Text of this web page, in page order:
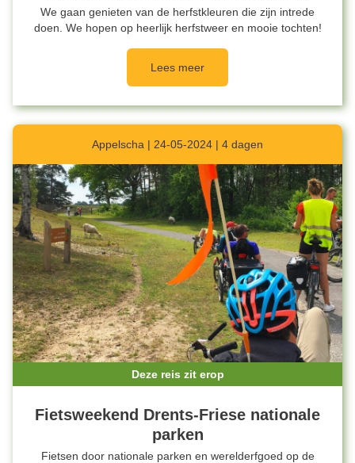
We gaan genieten van de herfstkleuren die zijn intrede
doen. We hopen op heerlijk herfstweer en mooie tochten!
Lees meer
Appelscha | 24-05-2024 | 4 dagen
Deze reis zit erop
Fietsweekend Drents-Friese nationale
parken
Fietsen door nationale parken en werelderfgoed op de